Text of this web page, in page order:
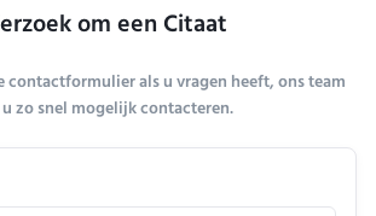
om een Citaat
als u vragen heeft, ons team
zo snel mogelijk contacteren.